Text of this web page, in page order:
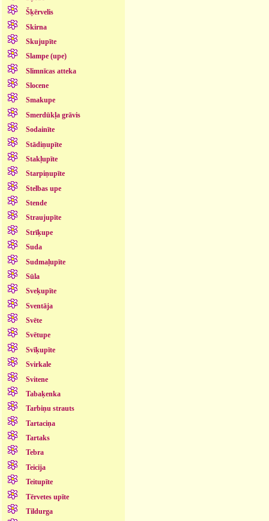
Šķērvelis
Skirna
Skujupīte
Slampe (upe)
Slimnīcas atteka
Slocene
Smakupe
Smerdūkļa grāvis
Sodainīte
Stādiņupīte
Stakļupīte
Starpiņupīte
Stelbas upe
Stende
Straujupīte
Strīķupe
Suda
Sudmaļupīte
Sūla
Sveķupīte
Sventāja
Svēte
Svētupe
Svīķupīte
Svirkale
Svitene
Tabaķenka
Tarbiņu strauts
Tartaciņa
Tartaks
Tebra
Teicija
Teitupīte
Tērvetes upīte
Tildurga